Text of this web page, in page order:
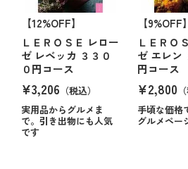
【12%OFF】
ＬＥＲＯＳＥ レロー
ゼ レベッカ ３３０
０円コース
¥3,206 （税込）
実用品からグルメま
で。引き出物にも人気
です
【9%OFF】
ＬＥＲＯ
ゼ エレン
円コース
¥2,800
手頃な価格
グルメペー